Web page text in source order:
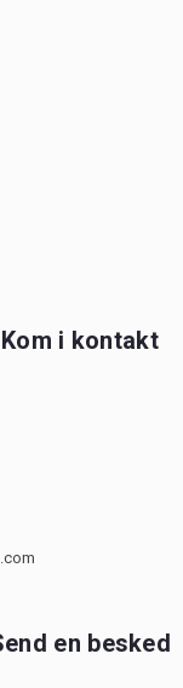
Kom i kontakt
en besked